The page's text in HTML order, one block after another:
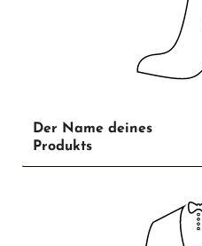
Der Name deines
Produkts